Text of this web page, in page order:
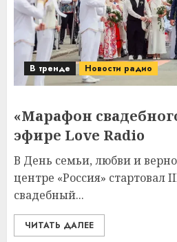
В тренде Новости радио
«Марафон
эфире Love Radio
В День семьи, любви и
центре «Россия» стартовал
свадебный...
ЧИТАТЬ ДАЛЕЕ